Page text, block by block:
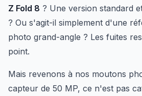
Z Fold 8 ? Une version standard
? Ou s'agit-il simplement d'une
photo grand-angle ? Les fuites
point.
Mais revenons à nos moutons
capteur de 50 MP, ce n'est pas